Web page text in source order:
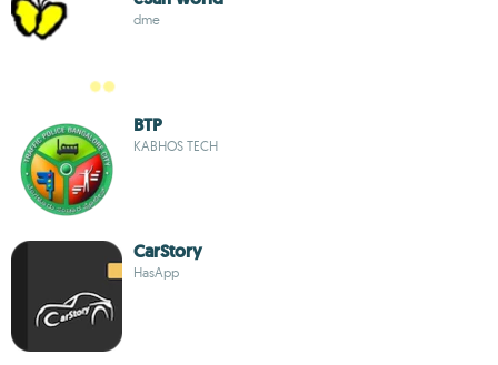
dme
BTP
KABHOS TECH
CarStory
HasApp